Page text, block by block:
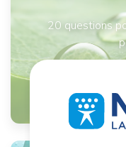
20 questions